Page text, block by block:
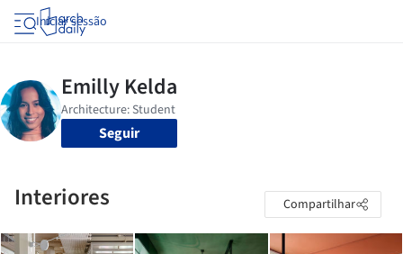
Iniciar sessão
Seguir
Interiores Compartilhar